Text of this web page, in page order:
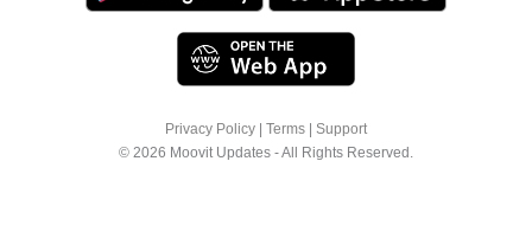
Privacy Policy Terms
Support
© 2026 Moovit Updates - All Rights Reserved.